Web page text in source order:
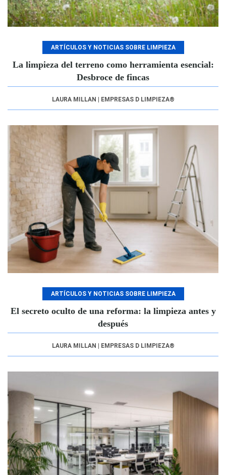
ARTÍCULOS Y NOTICIAS SOBRE LIMPIEZA
La limpieza del terreno como herramienta esencial:
Desbroce de fincas
LAURA MILLAN | EMPRESAS D LIMPIEZA®
ARTÍCULOS Y NOTICIAS SOBRE LIMPIEZA
El secreto oculto de una reforma: la limpieza antes y
después
LAURA MILLAN | EMPRESAS D LIMPIEZA®